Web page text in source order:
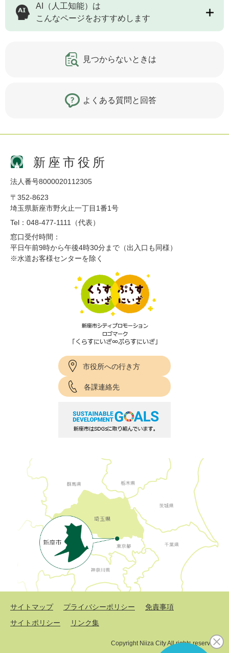
AI（人工知能）は
こんなページをおすすめします
見つからないときは
よくある質問と回答
新座市役所
法人番号8000020112305
〒352-8623
埼玉県新座市野火止一丁目1番1号
Tel：048-477-1111（代表）
窓口受付時間：
平日午前9時から午後4時30分まで（出入口も同様）
※水道お客様センターを除く
市役所への行き方
各課連絡先
サイトマップ プライバシーポリシー
免責事項
サイトポリシー
リンク集
Copyright Niiza City All rights reserved.